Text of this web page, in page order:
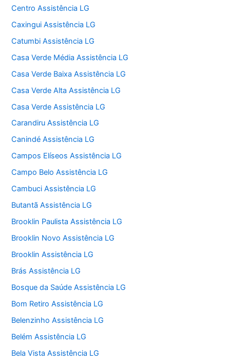
Centro Assistência LG
Caxingui Assistência LG
Catumbi Assistência LG
Casa Verde Média Assistência LG
Casa Verde Baixa Assistência LG
Casa Verde Alta Assistência LG
Casa Verde Assistência LG
Carandiru Assistência LG
Canindé Assistência LG
Campos Elíseos Assistência LG
Campo Belo Assistência LG
Cambuci Assistência LG
Butantã Assistência LG
Brooklin Paulista Assistência LG
Brooklin Novo Assistência LG
Brooklin Assistência LG
Brás Assistência LG
Bosque da Saúde Assistência LG
Bom Retiro Assistência LG
Belenzinho Assistência LG
Belém Assistência LG
Bela Vista Assistência LG